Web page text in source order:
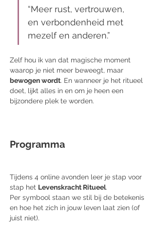
“Meer rust, vertrouwen,
en verbondenheid met
mezelf en anderen.”
Zelf hou ik van dat magische moment
waarop je niet meer beweegt, maar
bewogen wordt. En wanneer je het ritueel
doet, lijkt alles in en om je heen een
bijzondere plek te worden.
Programma
Tijdens 4 online avonden leer je stap voor
stap het Levenskracht Ritueel.
Per symbool staan we stil bij de betekenis
en hoe het zich in jouw leven laat zien (of
juist niet).